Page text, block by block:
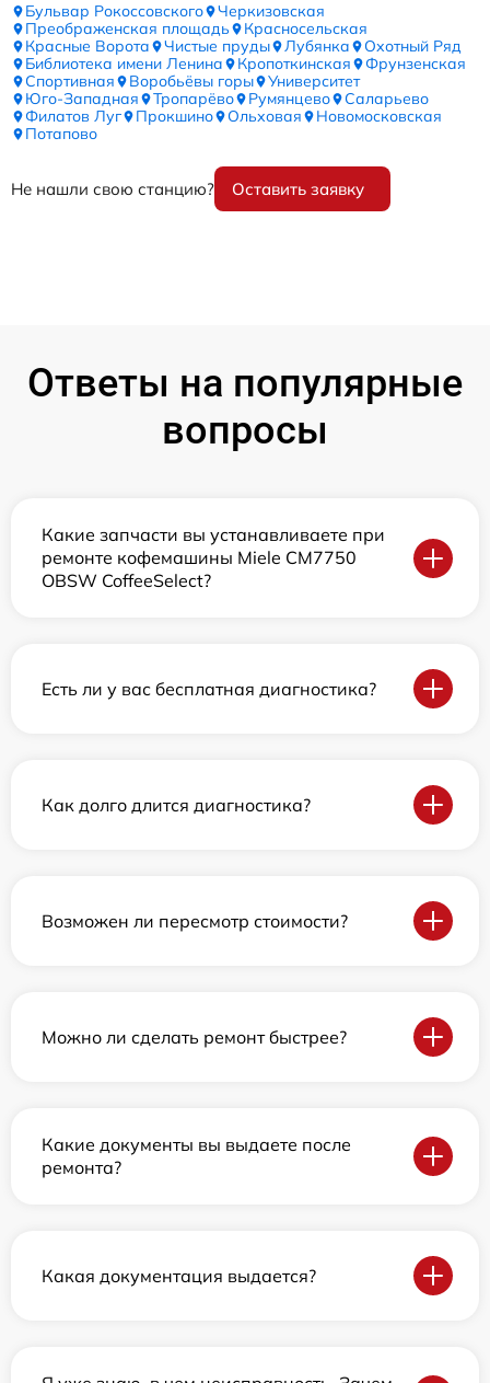
Бульвар Рокоссовского
Черкизовская
Преображенская площадь
Красносельская
Красные Ворота
Чистые пруды Лубянка
Охотный Ряд
Библиотека имени Ленина
Кропоткинская
Фрунзенская
Спортивная
Воробьёвы горы
Университет
Юго-Западная
Тропарёво Румянцево
Саларьево
Филатов Луг
Прокшино Ольховая
Новомосковская
Потапово
Не нашли свою станцию? Оставить заявку
Ответы на популярные
вопросы
Какие запчасти вы устанавливаете при
ремонте кофемашины Miele CM7750
OBSW CoffeeSelect?
Есть ли у вас бесплатная диагностика?
Как долго длится диагностика?
Возможен ли пересмотр стоимости?
Можно ли сделать ремонт быстрее?
Какие документы вы выдаете после
ремонта?
Какая документация выдается?